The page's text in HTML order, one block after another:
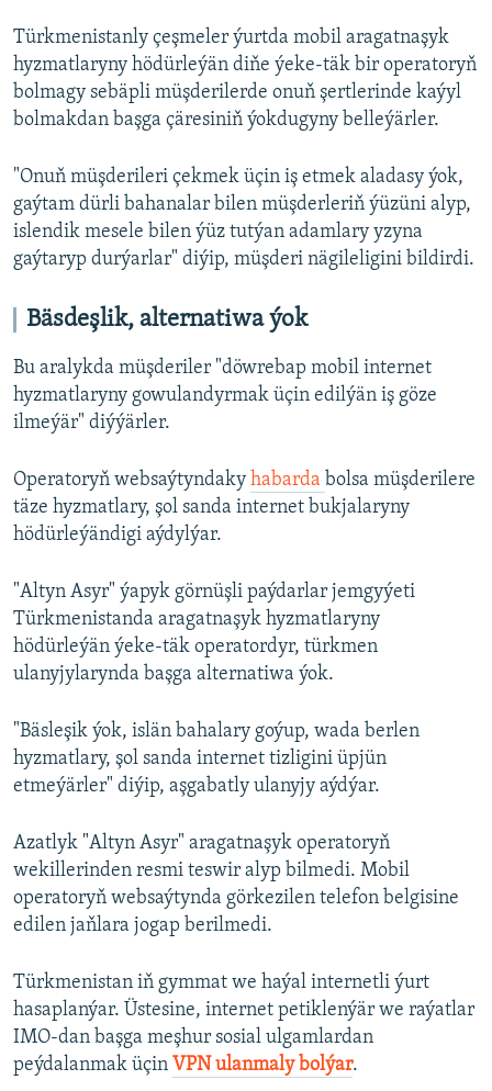
Türkmenistanly çeşmeler ýurtda mobil aragatnaşyk
hyzmatlaryny hödürleýän diňe ýeke-täk bir operatoryň
bolmagy sebäpli müşderilerde onuň şertlerinde kaýyl
bolmakdan başga çäresiniň ýokdugyny belleýärler.
"Onuň müşderileri çekmek üçin iş etmek aladasy ýok,
gaýtam dürli bahanalar bilen müşderleriň ýüzüni alyp,
islendik mesele bilen ýüz tutýan adamlary yzyna
gaýtaryp durýarlar" diýip, müşderi nägileligini bildirdi.
Bäsdeşlik, alternatiwa ýok
Bu aralykda müşderiler "döwrebap mobil internet
hyzmatlaryny gowulandyrmak üçin edilýän iş göze
ilmeýär" diýýärler.
Operatoryň websaýtyndaky habarda bolsa müşderilere
täze hyzmatlary, şol sanda internet bukjalaryny
hödürleýändigi aýdylýar.
"Altyn Asyr" ýapyk görnüşli paýdarlar jemgyýeti
Türkmenistanda aragatnaşyk hyzmatlaryny
hödürleýän ýeke-täk operatordyr, türkmen
ulanyjylarynda başga alternatiwa ýok.
"Bäsleşik ýok, islän bahalary goýup, wada berlen
hyzmatlary, şol sanda internet tizligini üpjün
etmeýärler" diýip, aşgabatly ulanyjy aýdýar.
Azatlyk "Altyn Asyr" aragatnaşyk operatoryň
wekillerinden resmi teswir alyp bilmedi. Mobil
operatoryň websaýtynda görkezilen telefon belgisine
edilen jaňlara jogap berilmedi.
Türkmenistan iň gymmat we haýal internetli ýurt
hasaplanýar. Üstesine, internet petiklenýär we raýatlar
IMO-dan başga meşhur sosial ulgamlardan
peýdalanmak üçin VPN ulanmaly bolýar.